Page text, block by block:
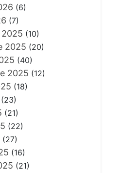
(6)
(7)
(10)
2025 (20)
(40)
2025 (12)
(18)
(23)
(21)
(22)
(27)
(16)
(21)